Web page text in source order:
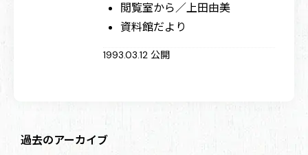
閲覧室から／上田由美
資料館だより
1993.03.12 公開
過去のアーカイブ